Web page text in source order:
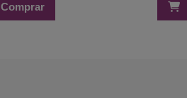
Comprar